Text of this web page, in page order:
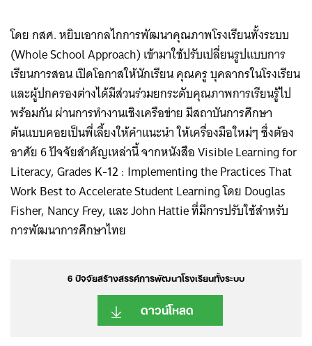
โดย กสศ. หยิบเอากลไกการพัฒนาคุณภาพโรงเรียนทั้งระบบ
(Whole School Approach) เข้ามาใช้ปรับเปลี่ยนรูปแบบการ
เรียนการสอน เปิดโอกาสให้นักเรียน คุณครู บุคลากรในโรงเรียน
และผู้ปกครองต่างได้มีส่วนร่วมยกระดับคุณภาพการเรียนรู้ไป
พร้อมกัน ผ่านการทำงานเชิงเครือข่าย มีสถาบันการศึกษา
ต้นแบบคอยเป็นพี่เลี้ยงให้คำแนะนำ ให้เครื่องมือใหม่ๆ ซึ่งต้อง
อาศัย 6 ปัจจัยสำคัญเหล่านี้ จากหนังสือ Visible Learning for
Literacy, Grades K-12 : Implementing the Practices That
Work Best to Accelerate Student Learning โดย Douglas
Fisher, Nancy Frey, และ John Hattie ที่มีการปรับใช้สำหรับ
การพัฒนาการศึกษาไทย
6 ปัจจัยสร้างสรรค์การพัฒนาโรงเรียนทั้งระบบ
ดาวน์โหลด